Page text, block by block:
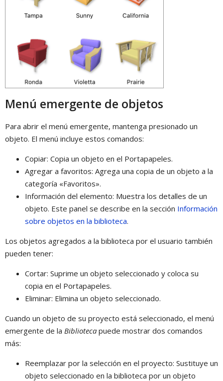
Menú emergente de objetos
Para abrir el menú emergente, mantenga presionado un
objeto. El menú incluye estos comandos:
Copiar: Copia un objeto en el Portapapeles.
Agregar a favoritos: Agrega una copia de un objeto a la
categoría «Favoritos».
Información del elemento: Muestra los detalles de un
objeto. Este panel se describe en la sección Información
sobre objetos en la biblioteca.
Los objetos agregados a la biblioteca por el usuario también
pueden tener:
Cortar: Suprime un objeto seleccionado y coloca su
copia en el Portapapeles.
Eliminar: Elimina un objeto seleccionado.
Cuando un objeto de su proyecto está seleccionado, el menú
emergente de la Biblioteca puede mostrar dos comandos
más:
Reemplazar por la selección en el proyecto: Sustituye un
objeto seleccionado en la biblioteca por un objeto